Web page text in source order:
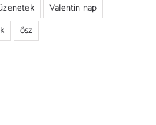
Valentin nap
ősz